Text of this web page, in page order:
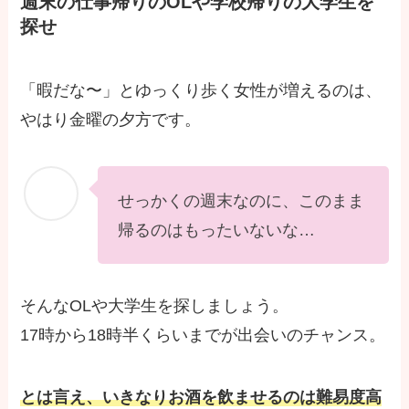
探せ
「暇だな〜」とゆっくり歩く女性が増えるのは、
やはり金曜の夕方です。
せっかくの週末なのに、このまま
帰るのはもったいないな…
そんなOLや大学生を探しましょう。
17時から18時半くらいまでが出会いのチャンス。
とは言え、いきなりお酒を飲ませるのは難易度高